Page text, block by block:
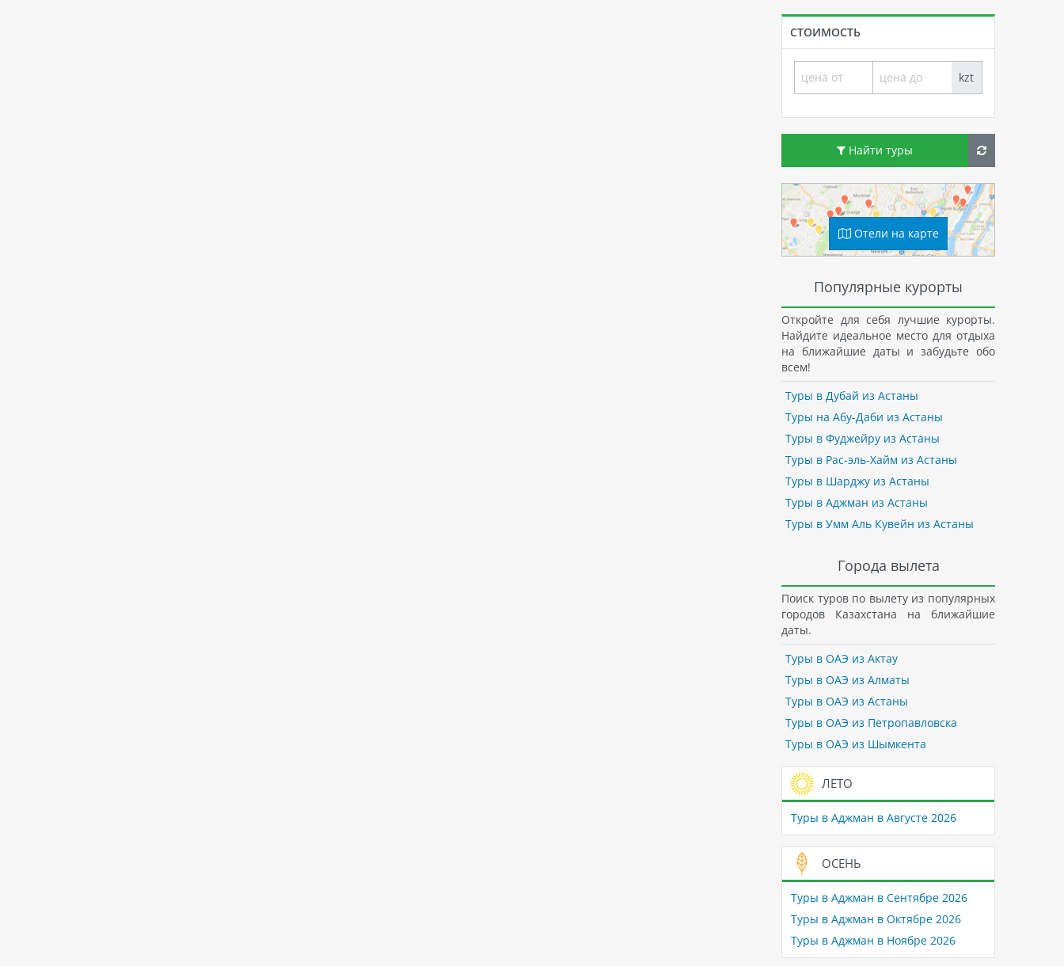
СТОИМОСТЬ
kzt
Найти туры
Отели на карте
Популярные курорты
Откройте для себя лучшие курорты.
Найдите идеальное место для отдыха
на ближайшие даты и забудьте обо
всем!
Туры в Дубай из Астаны
Туры на Абу-Даби из Астаны
Туры в Фуджейру из Астаны
Туры в Рас-эль-Хайм из Астаны
Туры в Шарджу из Астаны
Туры в Аджман из Астаны
Туры в Умм Аль Кувейн из Астаны
Города вылета
Поиск туров по вылету из популярных
городов Казахстана на ближайшие
даты.
Туры в ОАЭ из Актау
Туры в ОАЭ из Алматы
Туры в ОАЭ из Астаны
Туры в ОАЭ из Петропавловска
Туры в ОАЭ из Шымкента
ЛЕТО
Туры в Аджман в Августе 2026
ОСЕНЬ
Туры в Аджман в Сентябре 2026
Туры в Аджман в Октябре 2026
Туры в Аджман в Ноябре 2026